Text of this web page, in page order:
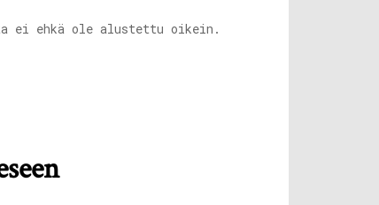
ei ehkä ole alustettu oikein.